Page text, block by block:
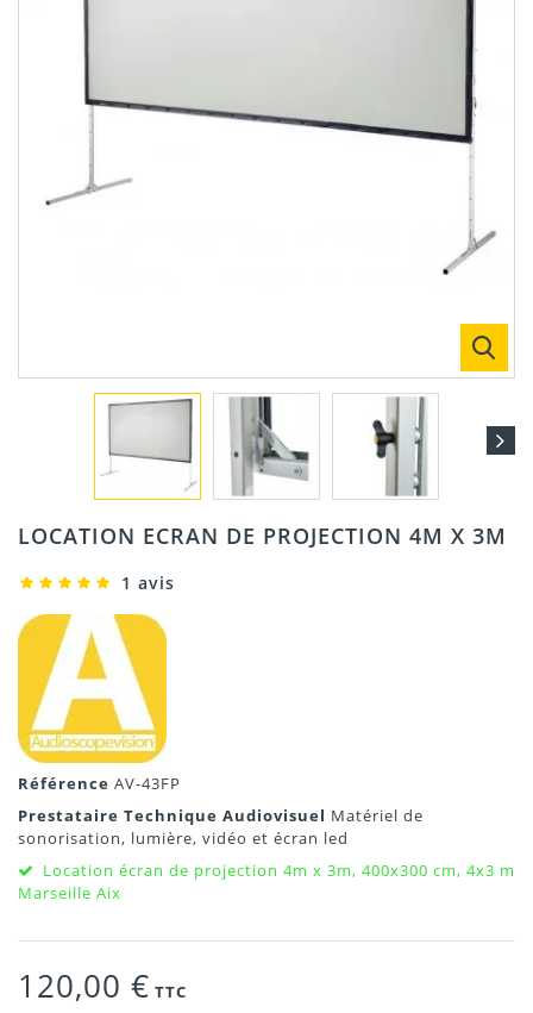
LOCATION ECRAN DE PROJECTION 4M X 3M
1 avis
Référence AV-43FP
Prestataire Technique Audiovisuel Matériel de
sonorisation, lumière, vidéo et écran led
Location écran de projection 4m x 3m, 400x300 cm, 4x3 m
Marseille Aix
120,00 € TTC